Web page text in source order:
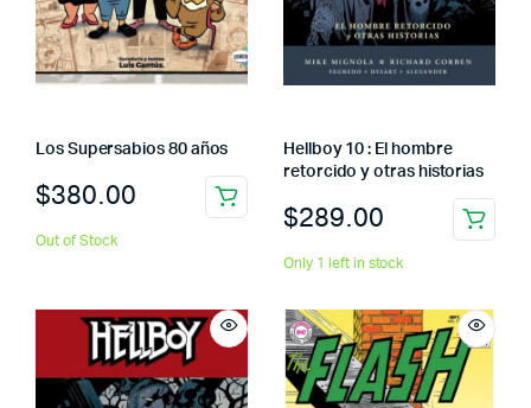
Los Supersabios 80 años
$380.00
Out of Stock
Hellboy 10 : El hombre
retorcido y otras historias
$289.00
Only 1 left in stock